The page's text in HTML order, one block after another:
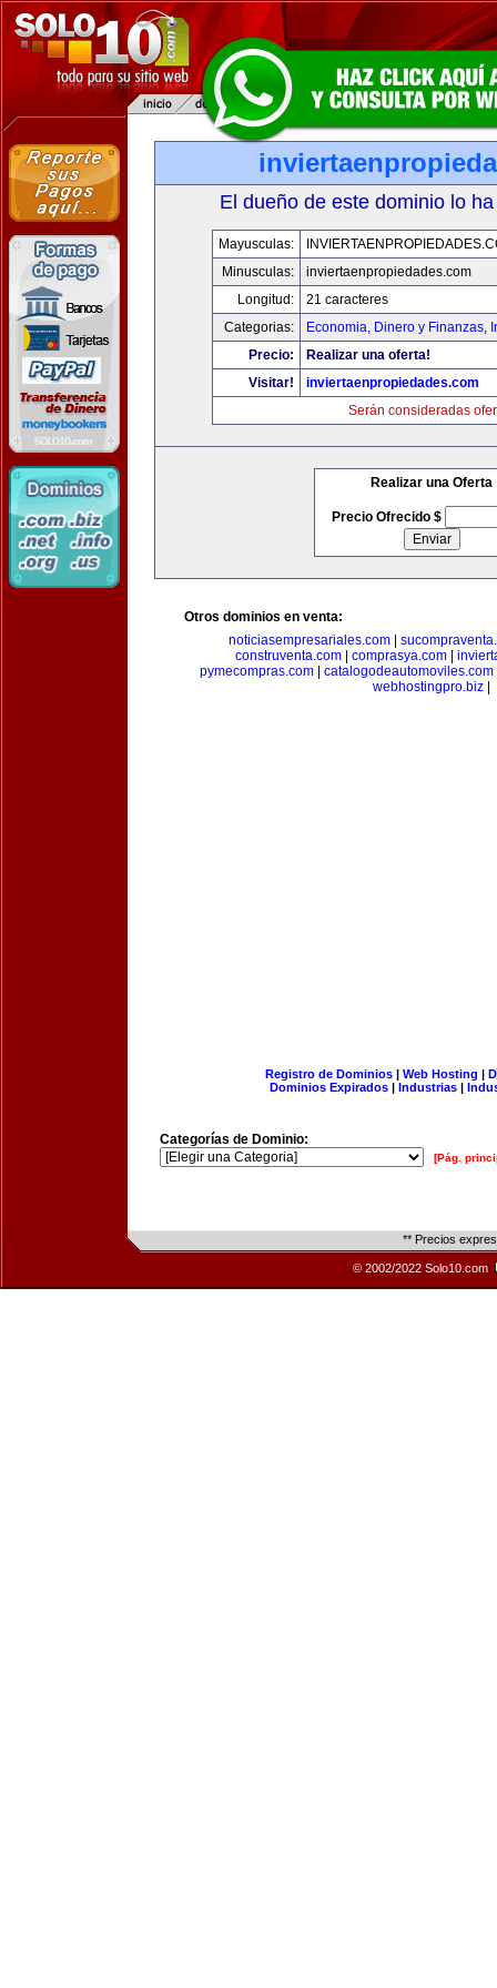
El dueño de este dominio lo
Mayusculas:
Minusculas:
inviertaenpropiedades.com
Longitud:
21 caracteres
Categorias:
Economia, Dinero y Finanzas,
Precio:
Realizar una oferta!
Visitar!
inviertaenpropiedades.com
Serán consideradas
Realizar una Oferta
Precio Ofrecido $
Otros dominios en venta:
noticiasempresariales.com|
construventa.com| comprasya.com|
pymecompras.com| catalogodeautomoviles.com
webhostingpro.biz
Registro de Dominios| Web Hosting |
Dominios Expirados | Industrias |
Categorías de Dominio:
[Pág.
** Precios
© 2002/2022 Solo10.com